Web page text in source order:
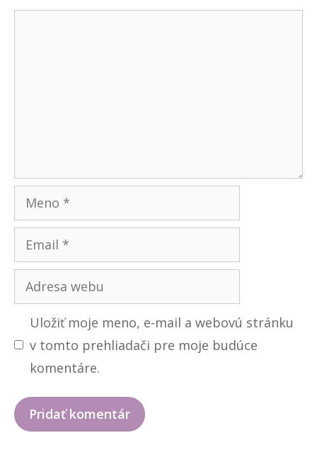
Meno
Email
Adresa
webu
Uložiť moje meno, e-mail a webovú stránku
v tomto prehliadači pre moje budúce
komentáre.